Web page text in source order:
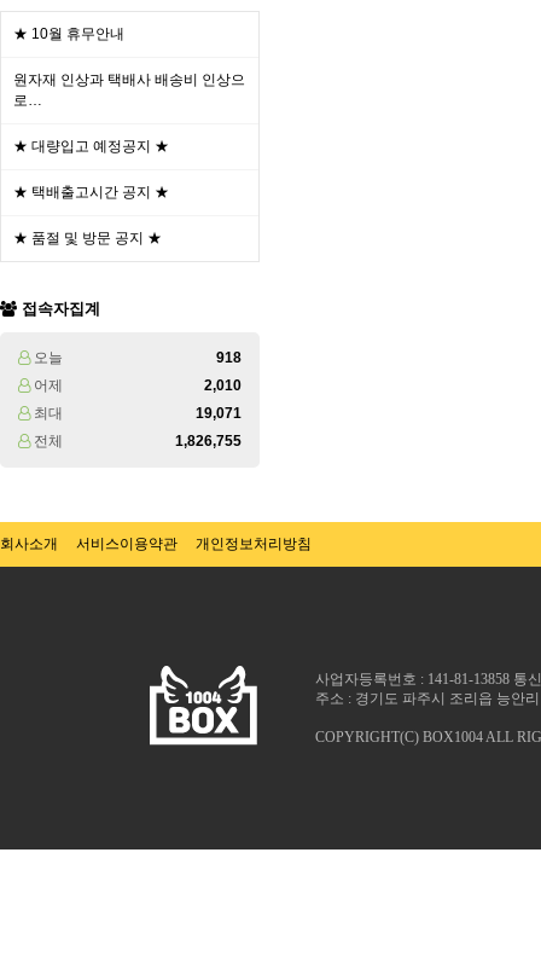
★ 10월 휴무안내
원자재 인상과 택배사 배송비 인상으
로…
★ 대량입고 예정공지 ★
★ 택배출고시간 공지 ★
★ 품절 및 방문 공지 ★
접속자집계
오늘
918
어제
2,010
최대
19,071
전체
1,826,755
회사소개 서비스이용약관 개인정보처리방침
사업자등록번호 : 141-81-13858
주소 : 경기도 파주시 조리읍 능안
COPYRIGHT(C) BOX1004 ALL